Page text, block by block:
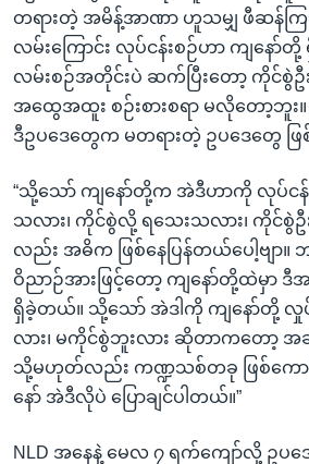
တရားတဲ့ အမိန့်အာဏာ ဟူသမျှ ဖီဆန်က
လမ်းကြောင်း လုပ်ငန်းစဉ်ဟာ ကျနေ
လမ်းစဉ်အတိုင်းပဲ ဆက်ပြီးတော့ ကိုင်စွဲ
အထွေအထူး စဉ်းစားစရာ မလိုတော့ဘူ
ဒီဥပဒေတွေက မတရားတဲ့ ဥပဒေတွေ ဖြ
“သို့သော် ကျနော်တို့က အဲဒီဟာကို လုပ်ငန်
သလား၊ ကိုင်စွဲလို့ ရသေးသလား၊ ကိုင်စွဲ
လည်း အဓိက ဖြစ်နေပြန်တယ်ပေါ့ဗျာ
ဝိညာဉ်အားဖြင့်တော့ ကျနော်တို့ထဲမှာ
ရှိခဲ့တယ်။ သို့သော် အဲဒါကို ကျနော်တို့ လှုပ်
လား၊ မကိုင်စွဲဘူးလား ဆိုတာကတော့
သို့မဟုတ်လည်း ကဏ္ဍသစ်တခု ဖြစ်ကော
နော် အဲဒီလိုပဲ ပြောချင်ပါတယ်။”
NLD အနေနဲ့ မေလ ၇ ရက်ကျော်လို့ ဥ